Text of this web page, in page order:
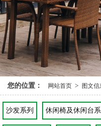
您的位置： 网站首页 > 图文信
沙发系列 休闲椅及休闲台系